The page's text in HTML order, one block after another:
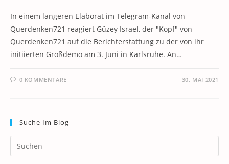
In einem längeren Elaborat im Telegram-Kanal von
Querdenken721 reagiert Güzey Israel, der "Kopf" von
Querdenken721 auf die Berichterstattung zu der von ihr
initiierten Großdemo am 3. Juni in Karlsruhe. An…
0 KOMMENTARE 30. MAI 2021
Suche Im Blog